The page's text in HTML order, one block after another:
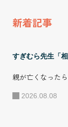
新着記事
すぎむら先生「
親が亡くなった
2026.08.08